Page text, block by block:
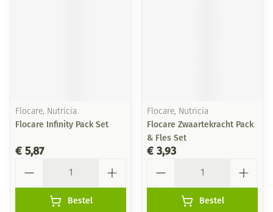
Flocare, Nutricia
Flocare Infinity Pack Set
€ 5,87
Bestel
Flocare, Nutricia
Flocare Zwaartekracht Pack
& Fles Set
€ 3,93
Bestel